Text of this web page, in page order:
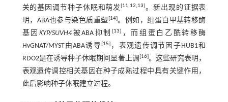
关的基因调节种子休眠和萌发[11,12,13]。新出现的证据表
明，ABA也参与染色质重塑[14]。例如，组蛋白甲基转移酶
基因 KYP/SUVH4被ABA抑制[13] ，而组蛋白乙酰转移酶
HvGNAT/MYST由ABA诱导[15] ，表观遗传调节因子HUB1和
RDO2是在诱导种子休眠期间显著上调 [16]。这些研究表明，
表观遗传调控相关基因在种子成熟过程中具有关键作用，
此后影响种子休眠建立过程。